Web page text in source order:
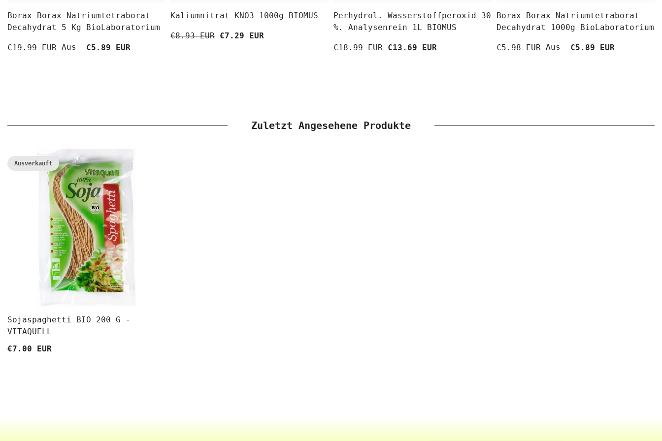
Borax Borax Natriumtetraborat
Decahydrat 5 Kg BioLaboratorium
€19.99 EUR Aus €5.89 EUR
Kaliumnitrat KNO3 1000g BIOMUS
€8.93 EUR €7.29 EUR
Perhydrol. Wasserstoffperoxid 30
%. Analysenrein 1L BIOMUS
€18.99 EUR €13.69 EUR
Borax Borax Natriumtetraborat
Decahydrat 1000g BioLaboratorium
€5.98 EUR Aus €5.89 EUR
Zuletzt Angesehene Produkte
Ausverkauft
Sojaspaghetti BIO 200 G -
VITAQUELL
€7.00 EUR